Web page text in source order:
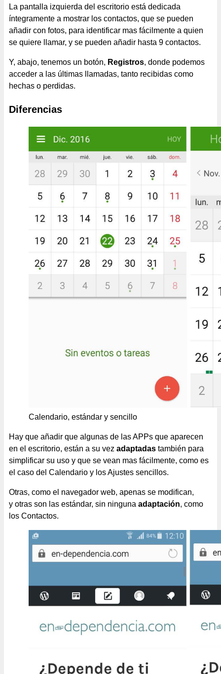
La pantalla izquierda del escritorio está dedicada
íntegramente a mostrar los contactos, que se pueden
añadir con fotos, para identificar mas fácilmente a quien
se quiere llamar, y se pueden añadir hasta 9 contactos.
Y, abajo, tenemos un botón, Registros, donde podemos
acceder a las últimas llamadas, tanto recibidas como
hechas o perdidas.
Diferencias
Calendario, estándar y sencillo
Hay que añadir que algunas de las APPs que aparecen
en el escritorio, están a su vez adaptadas también para
simplificar su uso y que se vean mas fácilmente, como es
el caso del Calendario y los Ajustes sencillos.
Otras, como el navegador web, apenas se modifican,
y otras son las estándar, sin ninguna adaptación, como
los Contactos.